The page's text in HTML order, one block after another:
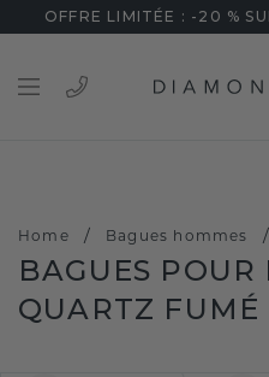
OFFRE LIMITÉE : -20 %
Home / Bagues hommes /
BAGUES POUR
QUARTZ FUMÉ